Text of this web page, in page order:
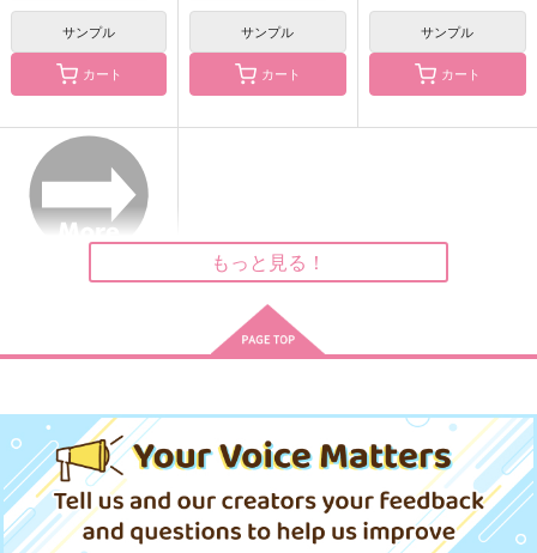
こがねいろつながる
ぽろぽろこぼれる
1,824円
杉元佐一×アシリパ
こがねいろあふれる
サンプル
慮りて明日を待つ
サンプル
カート
サンプル
カート
サンプル
カート
もっと見る！